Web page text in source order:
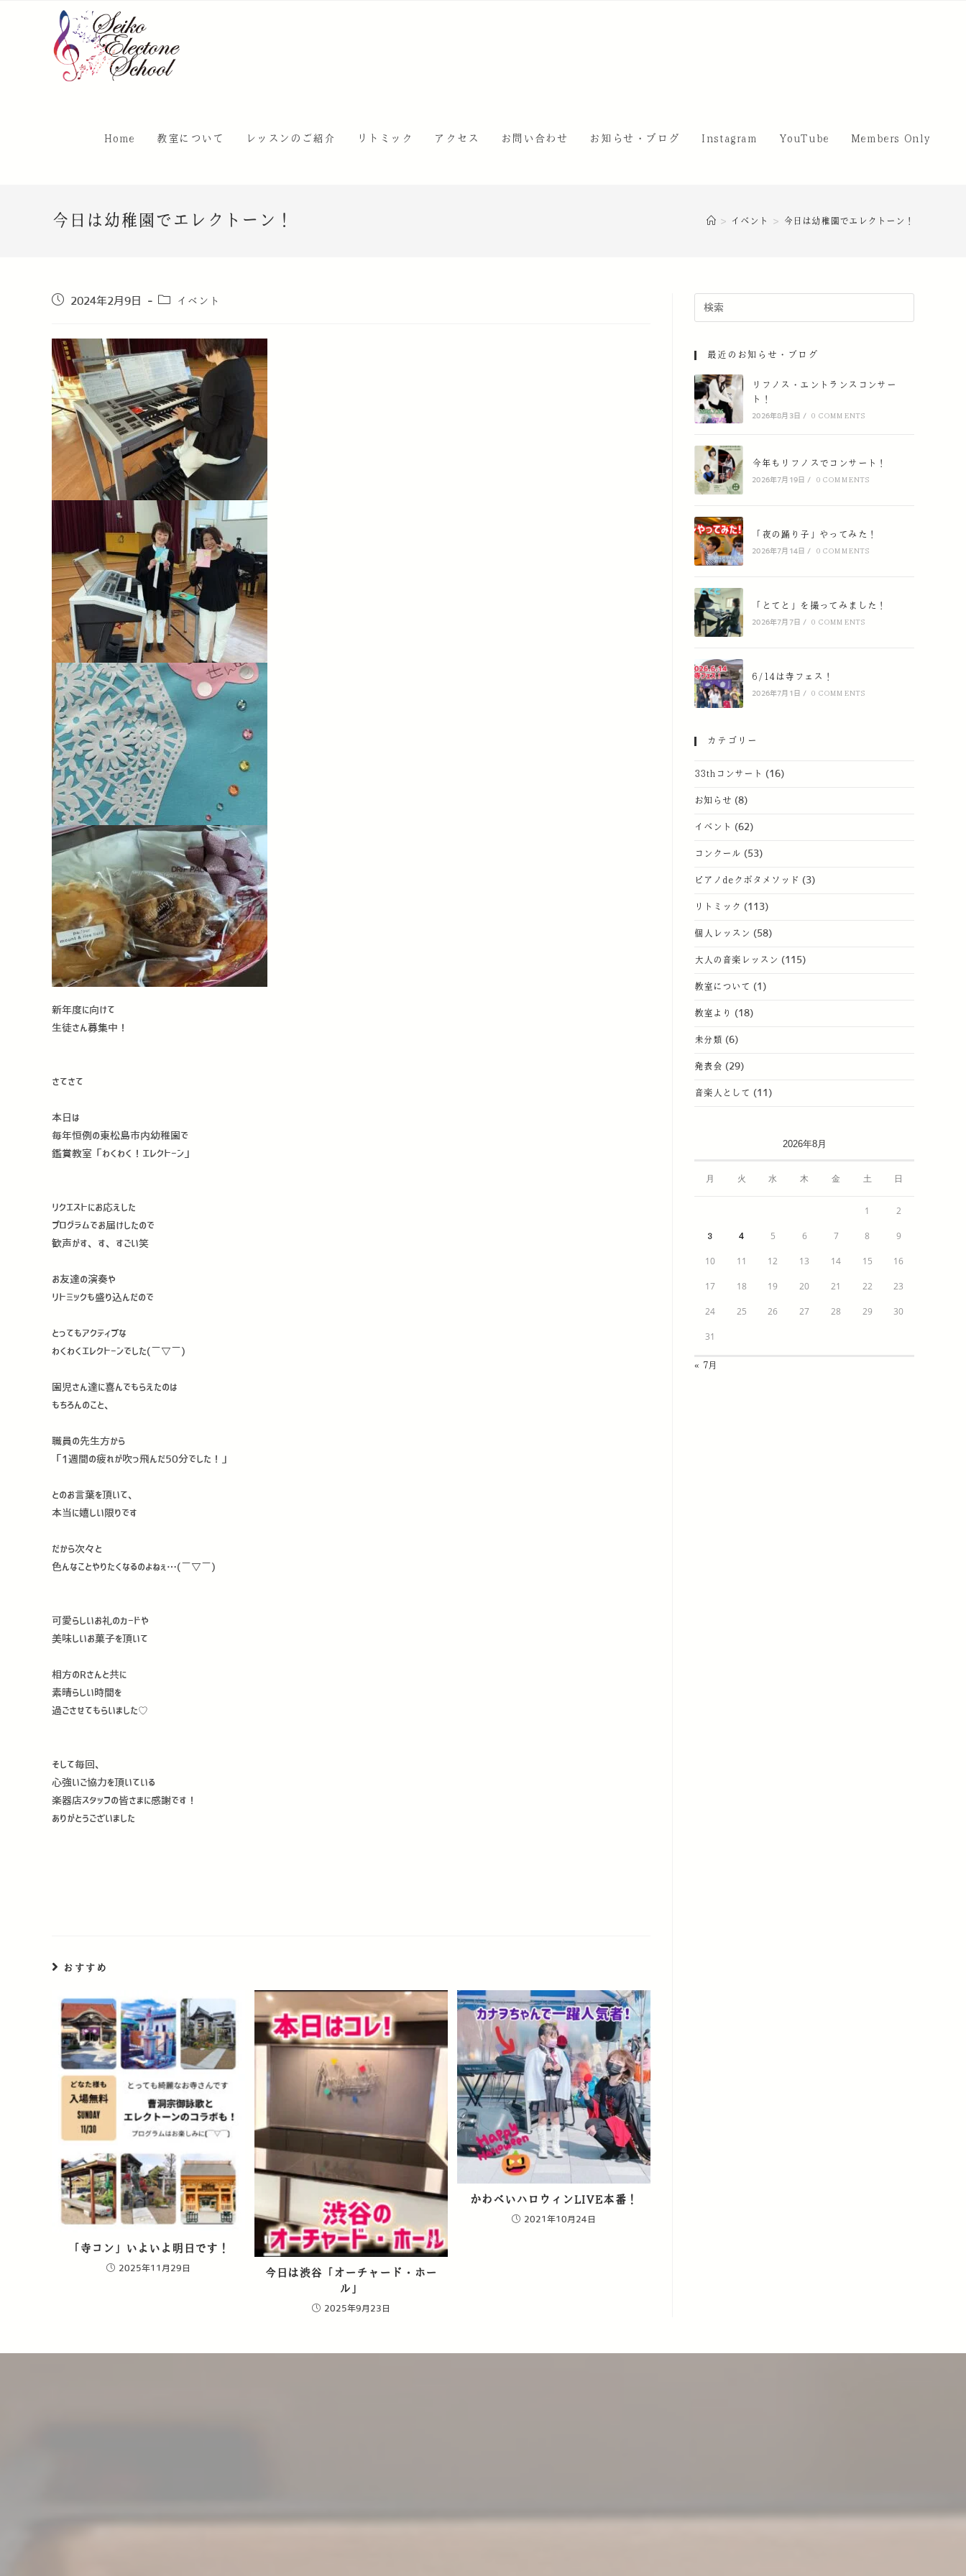
Home 教室について レッスンのご紹介 リトミック アクセス お問い合わせ お知らせ・ブログ Instagram YouTube Members Only
今日は幼稚園でエレクトーン！ > イベント > 今日は幼稚園でエレクトーン！
2024年2月9日 イベント
新年度に向けて
生徒さん募集中！
さてさて
本日は
毎年恒例の東松島市内幼稚園で
鑑賞教室「わくわく！エレクトーン」
リクエストにお応えした
プログラムでお届けしたので
歓声がす、す、すごい笑
お友達の演奏や
リトミックも盛り込んだので
とってもアクティブな
わくわくエレクトーンでした(￣▽￣)
園児さん達に喜んでもらえたのは
もちろんのこと、
職員の先生方から
「1週間の疲れが吹っ飛んだ50分でした！」
とのお言葉を頂いて、
本当に嬉しい限りです
だから次々と
色んなことやりたくなるのよねぇ…(￣▽￣)
可愛らしいお礼のカードや
美味しいお菓子を頂いて
相方のRさんと共に
素晴らしい時間を
過ごさせてもらいました♡
そして毎回、
心強いご協力を頂いている
楽器店スタッフの皆さまに感謝です！
ありがとうございました
おすすめ
「寺コン」いよいよ明日です！
2025年11月29日
今日は渋谷「オーチャード・ホー
ル」
2025年9月23日
かわべいハロウィンLIVE本番！
2021年10月24日
最近のお知らせ・ブログ
リフノス・エントランスコンサー
ト！
2026年8月3日 / 0 COMMENTS
今年もリフノスでコンサート！
2026年7月19日 / 0 COMMENTS
「夜の踊り子」やってみた！
2026年7月14日 / 0 COMMENTS
「とてと」を撮ってみました！
2026年7月7日 / 0 COMMENTS
6/14は寺フェス！
2026年7月1日 / 0 COMMENTS
カテゴリー
33thコンサート (16)
お知らせ (8)
イベント (62)
コンクール (53)
ピアノdeクボタメソッド (3)
リトミック (113)
個人レッスン (58)
大人の音楽レッスン (115)
教室について (1)
教室より (18)
未分類 (6)
発表会 (29)
音楽人として (11)
2026年8月
月 火 水 木 金 土 日
1 2
3 4 5 6 7 8 9
10 11 12 13 14 15 16
17 18 19 20 21 22 23
24 25 26 27 28 29 30
31
« 7月